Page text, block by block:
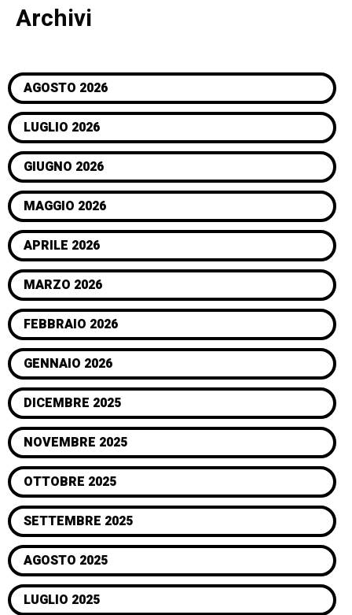
Archivi
AGOSTO 2026
LUGLIO 2026
GIUGNO 2026
MAGGIO 2026
APRILE 2026
MARZO 2026
FEBBRAIO 2026
GENNAIO 2026
DICEMBRE 2025
NOVEMBRE 2025
OTTOBRE 2025
SETTEMBRE 2025
AGOSTO 2025
LUGLIO 2025